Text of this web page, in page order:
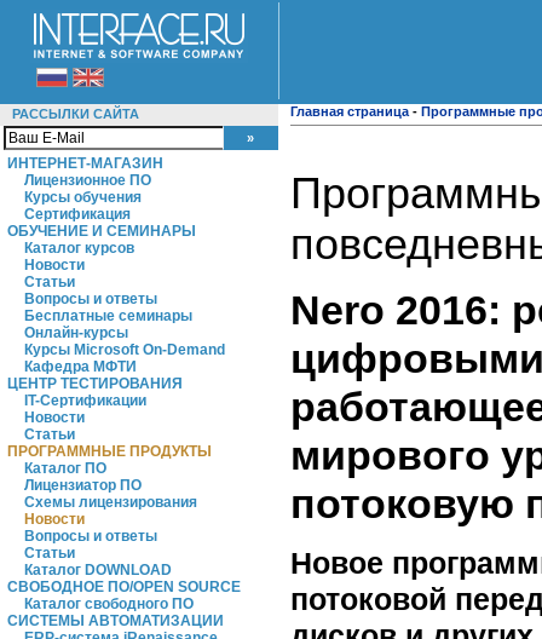
РАССЫЛКИ САЙТА
ИНТЕРНЕТ-МАГАЗИН
Лицензионное ПО
Курсы обучения
Сертификация
ОБУЧЕНИЕ И СЕМИНАРЫ
Каталог курсов
Новости
Статьи
Вопросы и ответы
Бесплатные семинары
Онлайн-курсы
Курсы Microsoft On-Demand
Кафедра МФТИ
ЦЕНТР ТЕСТИРОВАНИЯ
IT-Сертификации
Новости
Статьи
ПРОГРАММНЫЕ ПРОДУКТЫ
Каталог ПО
Лицензиатор ПО
Схемы лицензирования
Новости
Вопросы и ответы
Статьи
Каталог DOWNLOAD
СВОБОДНОЕ ПО/OPEN SOURCE
Каталог свободного ПО
СИСТЕМЫ АВТОМАТИЗАЦИИ
Главная страница - Программные
Nero 2016:
цифровыми
мирового
потоковую
Новое
потоковой